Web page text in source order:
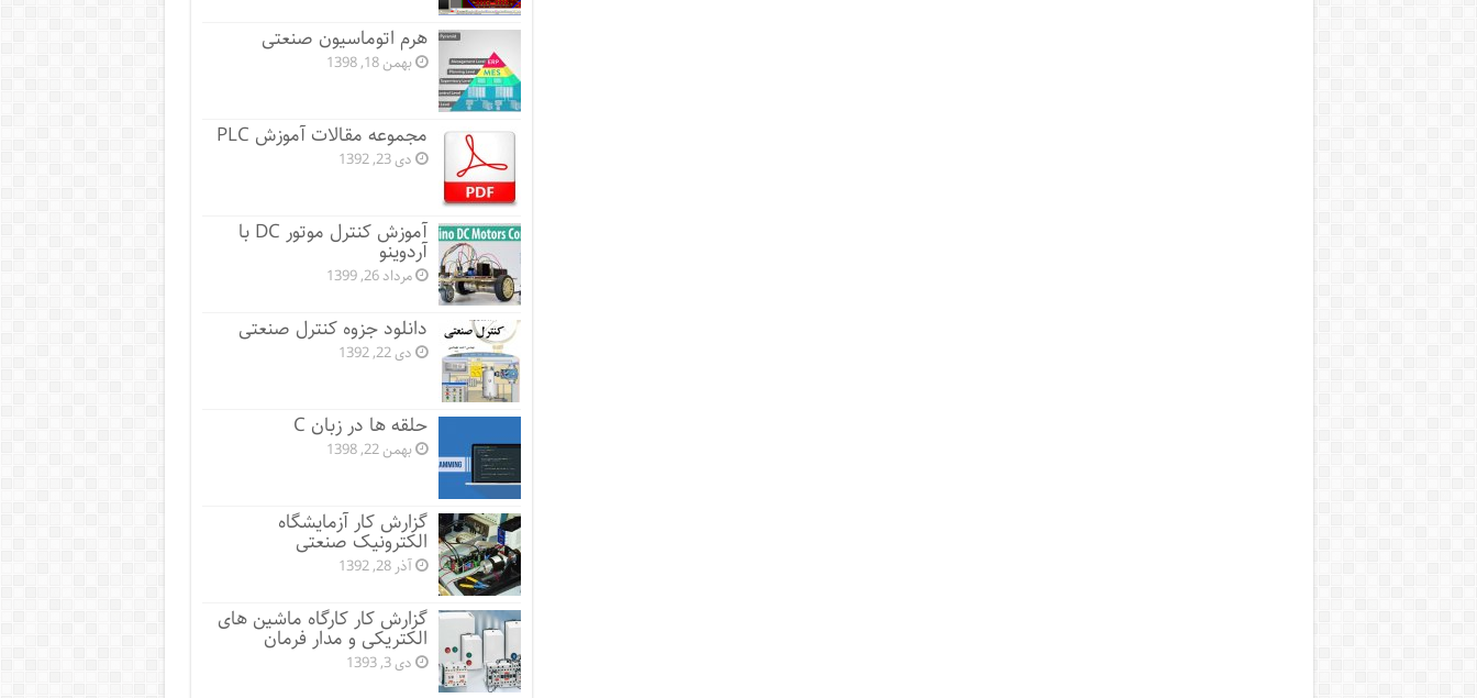
هرم اتوماسیون صنعتی
بهمن 18, 1398
مجموعه مقالات آموزش PLC
دی 23, 1392
آموزش کنترل موتور DC با
آردوینو
مرداد 26, 1399
دانلود جزوه کنترل صنعتی
دی 22, 1392
حلقه ها در زبان C
بهمن 22, 1398
گزارش کار آزمایشگاه
الکترونیک صنعتی
آذر 28, 1392
گزارش کار کارگاه ماشین های
الکتریکی و مدار فرمان
دی 3, 1393